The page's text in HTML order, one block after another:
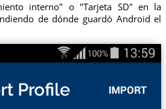
interno" o "Tarjeta SD" en la
de dónde guardó Android el